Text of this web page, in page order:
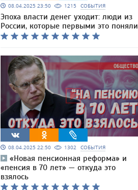
08.04.2025 23:50 1215 СОБЫТИЯ
Эпоха власти денег уходит: люди из
России, которые первыми это поняли
08.04.2025 22:50 1302 СОБЫТИЯ
«Новая пенсионная реформа» и
«пенсия в 70 лет» — откуда это
взялось